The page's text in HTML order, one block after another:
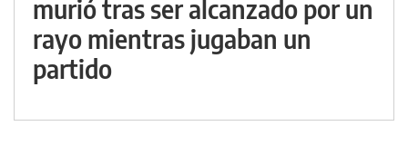
murió tras ser alcanzado por un
rayo mientras jugaban un
partido